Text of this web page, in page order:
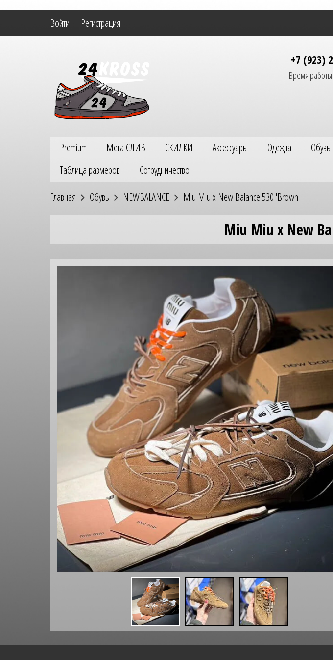
Войти Регистрация
+7 (923)
Время
Premium Мега СЛИВ СКИДКИ Аксессуары Одежда Обувь
Таблица размеров
Сотрудничество
Главная Обувь NEWBALANCE Miu Miu x New Balance 530 'Brown'
Miu Miu x New